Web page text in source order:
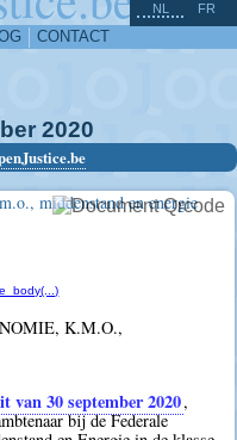
CONTACT
NL FR
2020
middenstand en energie
K.M.O.,
van 30 september 2020,
bij de Federale
^